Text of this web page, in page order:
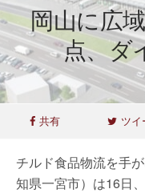
岡山に広
点、ダ
共有 ツイ
チルド食品物流を手
知県一宮市）は16日